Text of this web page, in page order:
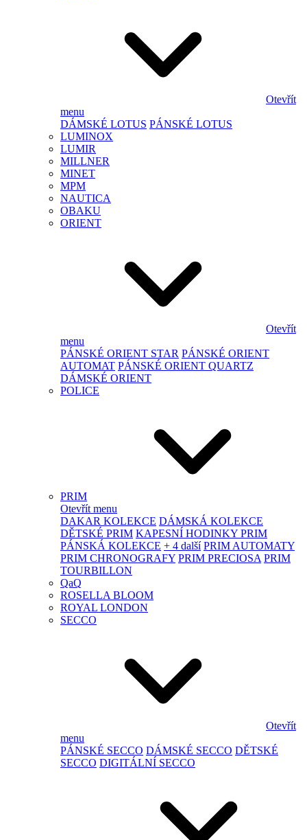
Otevřít
menu
DÁMSKÉ LOTUS PÁNSKÉ LOTUS
LUMINOX
LUMIR
MILLNER
MINET
MPM
NAUTICA
OBAKU
ORIENT
Otevřít
menu
PÁNSKÉ ORIENT STAR PÁNSKÉ ORIENT
AUTOMAT PÁNSKÉ ORIENT QUARTZ
DÁMSKÉ ORIENT
POLICE
PRIM
Otevřít menu
DAKAR KOLEKCE DÁMSKÁ KOLEKCE
DĚTSKÉ PRIM KAPESNÍ HODINKY PRIM
PÁNSKÁ KOLEKCE + 4 další PRIM AUTOMATY
PRIM CHRONOGRAFY PRIM PRECIOSA PRIM
TOURBILLON
QaQ
ROSELLA BLOOM
ROYAL LONDON
SECCO
Otevřít
menu
PÁNSKÉ SECCO DÁMSKÉ SECCO DĚTSKÉ
SECCO DIGITÁLNÍ SECCO